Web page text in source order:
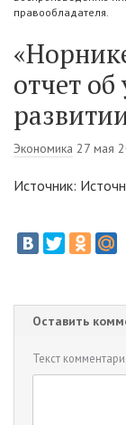
правообладателя.
отчет
Экономика 27 мая
Источник:
Оставить
Текст